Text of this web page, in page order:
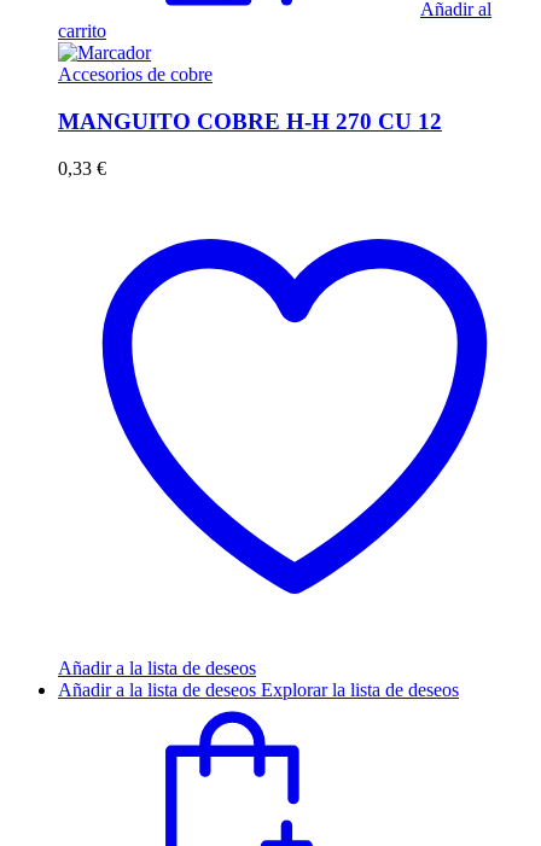
Añadir al
carrito
Accesorios de cobre
MANGUITO COBRE H-H 270 CU 12
0,33 €
Añadir a la lista de deseos
Añadir a la lista de deseos Explorar la lista de deseos